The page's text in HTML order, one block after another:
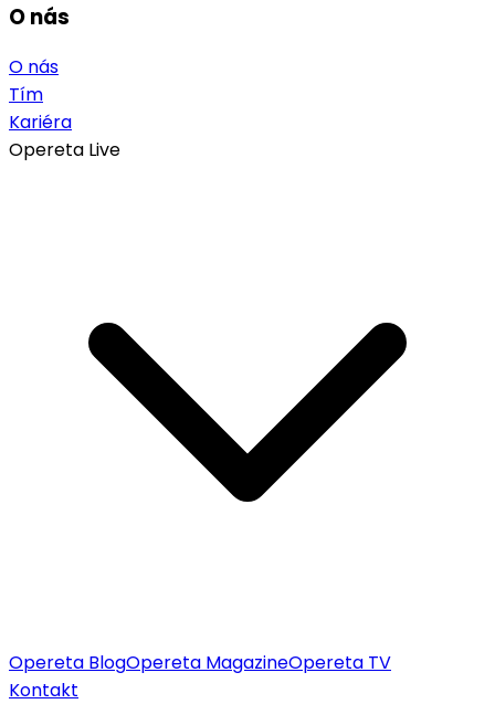
O nás
O nás
Tím
Kariéra
Opereta Live
Opereta BlogOpereta MagazineOpereta TV
Kontakt